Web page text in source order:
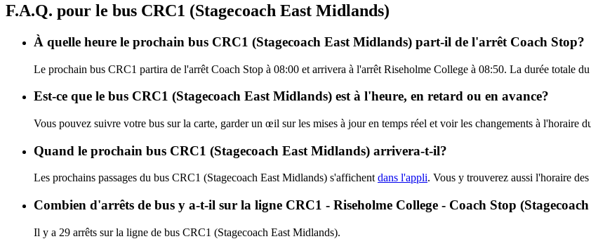
F.A.Q. pour le bus CRC1 (Stagecoach East Midlands)
À quelle heure le prochain bus CRC1 (Stagecoach East Midlands) part-il de l'arrêt Coach Stop?
Le prochain bus CRC1 partira de l'arrêt Coach Stop à 08:00 et arrivera à l'arrêt Riseholme College à 08:50. La durée totale
Est-ce que le bus CRC1 (Stagecoach East Midlands) est à l'heure, en retard ou en avance?
Vous pouvez suivre votre bus sur la carte, garder un œil sur les mises à jour en temps réel et voir les changements à l'horaire
Quand le prochain bus CRC1 (Stagecoach East Midlands) arrivera-t-il?
Les prochains passages du bus CRC1 (Stagecoach East Midlands) s'affichent dans l'appli. Vous y trouverez aussi l'horaire
Combien d'arrêts de bus y a-t-il sur la ligne CRC1 - Riseholme College - Coach Stop
Il y a 29 arrêts sur la ligne de bus CRC1 (Stagecoach East Midlands).